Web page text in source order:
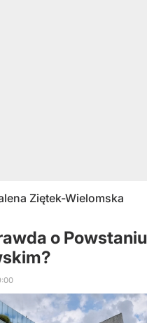
Ziętek-Wielomska
o Powstaniu